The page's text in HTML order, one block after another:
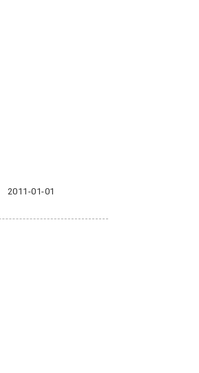
2011-01-01